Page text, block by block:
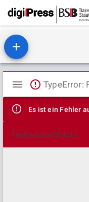
Mirador
Viewer
Es ist ein Fehler
Technische Details